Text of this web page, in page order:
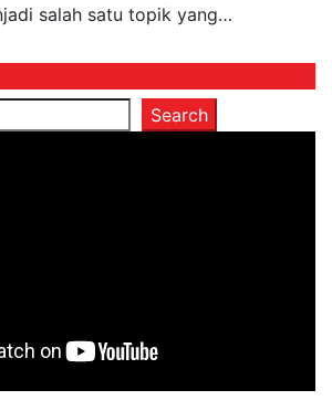
salah satu topik yang…
Search